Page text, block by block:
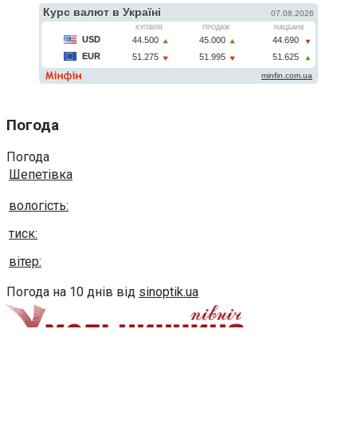
Погода
Погода
Шепетівка
вологість:
тиск:
вітер:
Погода на 10 днів від sinoptik.ua